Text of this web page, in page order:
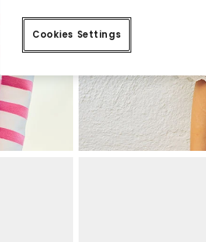
Cookies Settings